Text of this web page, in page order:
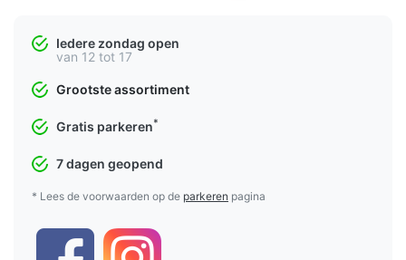
Iedere zondag open
van 12 tot 17
Grootste assortiment
Gratis parkeren*
7 dagen geopend
* Lees de voorwaarden op de parkeren pagina